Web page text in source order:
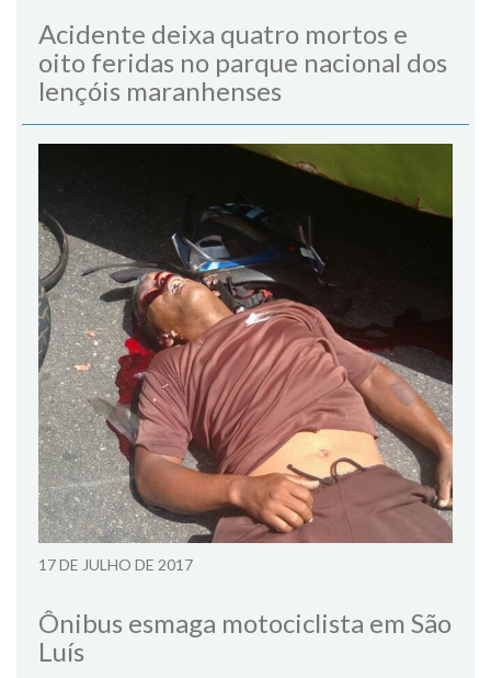
Acidente deixa quatro mortos e
oito feridas no parque nacional dos
lençóis maranhenses
17 DE JULHO DE 2017
Ônibus esmaga motociclista em São
Luís